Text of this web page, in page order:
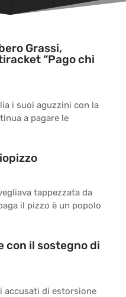
Grassi,
“Pago chi
i suoi aguzzini con la
a pagare le
tappezzata da
il pizzo è un popolo
con il sostegno di
accusati di estorsione